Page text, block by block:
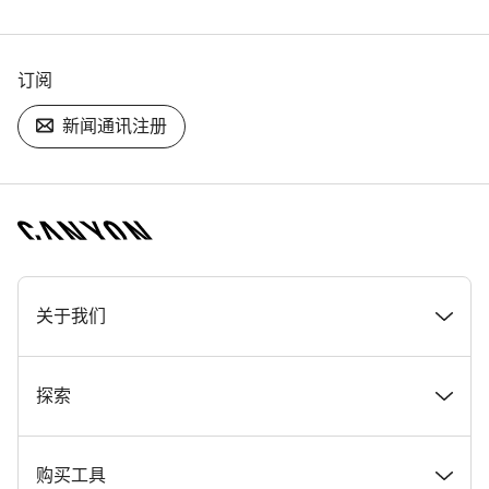
订阅
新闻通讯注册
[footer.linksList.title]
关于我们
奖项
在 Canyon 工作
探索
新闻和故事
购买工具